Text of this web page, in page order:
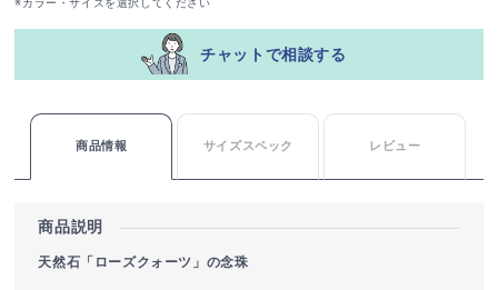
チャットで相談する
商品情報 サイズスペック レビュー
商品説明
天然石「ローズクォーツ」の念珠